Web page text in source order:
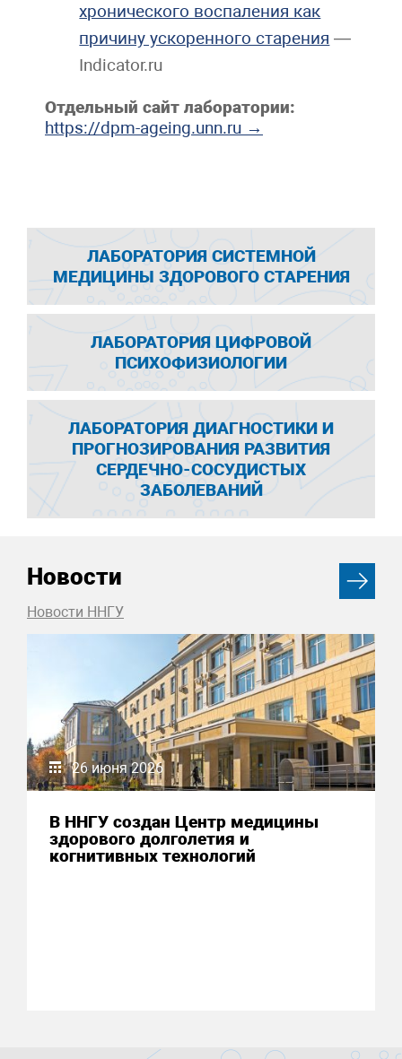
хронического воспаления как
причину ускоренного старения —
Indicator.ru
Отдельный сайт лаборатории:
https://dpm-ageing.unn.ru →
ЛАБОРАТОРИЯ СИСТЕМНОЙ
МЕДИЦИНЫ ЗДОРОВОГО СТАРЕНИЯ
ЛАБОРАТОРИЯ ЦИФРОВОЙ
ПСИХОФИЗИОЛОГИИ
ЛАБОРАТОРИЯ ДИАГНОСТИКИ И
ПРОГНОЗИРОВАНИЯ РАЗВИТИЯ
СЕРДЕЧНО-СОСУДИСТЫХ
ЗАБОЛЕВАНИЙ
Новости
Новости ННГУ
26 июня 2026
В ННГУ создан Центр медицины
здорового долголетия и
когнитивных технологий